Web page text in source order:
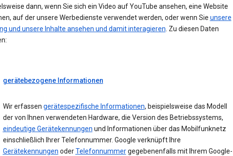
dann, wenn Sie sich ein Video auf YouTube ansehen, eine Website
auf der unsere Werbedienste verwendet werden, oder wenn Sie unsere
und unsere Inhalte ansehen und damit interagieren. Zu diesen Daten
gerätebezogene Informationen
Wir erfassen gerätespezifische Informationen, beispielsweise das Modell
der von Ihnen verwendeten Hardware, die Version des Betriebssystems,
eindeutige Gerätekennungen und Informationen über das Mobilfunknetz
einschließlich Ihrer Telefonnummer. Google verknüpft Ihre
Gerätekennungen oderTelefonnummergegebenenfalls mit Ihrem Google-